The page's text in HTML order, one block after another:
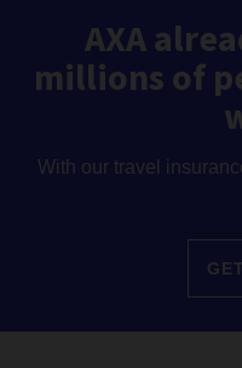
AXA
millions of
With our travel